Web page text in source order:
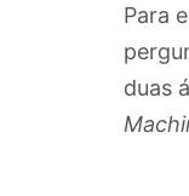
Para
duas